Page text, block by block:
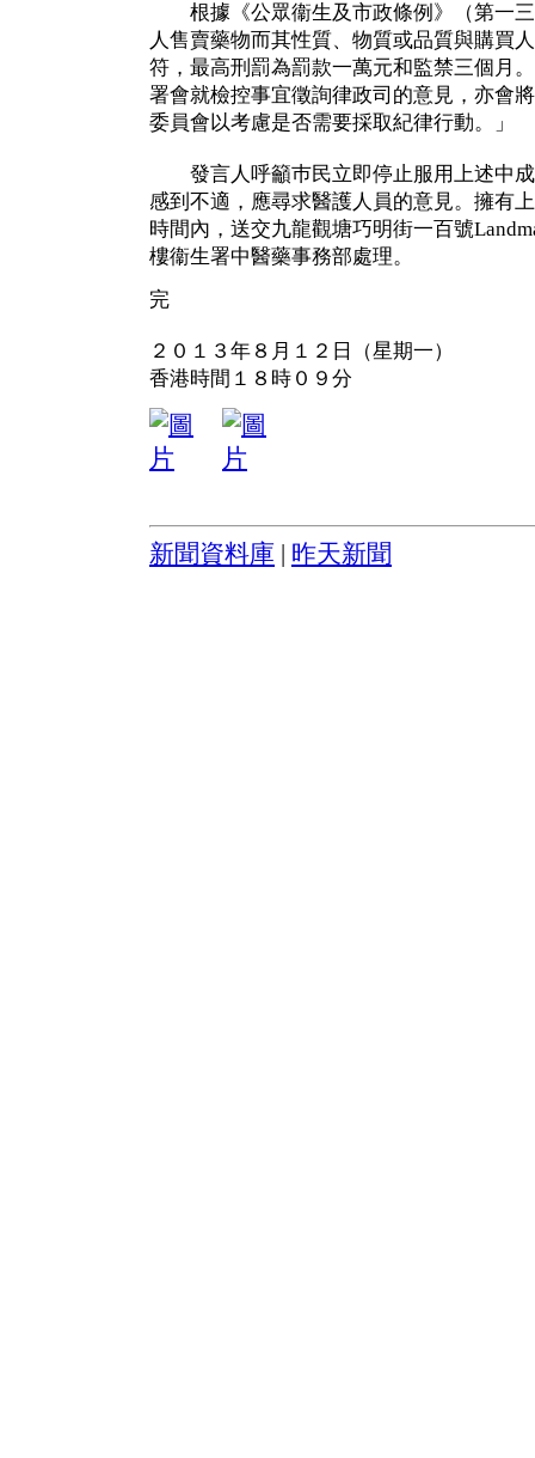
根據《公眾衞生及市政條例》（第一三
人售賣藥物而其性質、物質或品質與購買
符，最高刑罰為罰款一萬元和監禁三個月
署會就檢控事宜徵詢律政司的意見，亦會
委員會以考慮是否需要採取紀律行動。」
發言人呼籲巿民立即停止服用上述中成
感到不適，應尋求醫護人員的意見。擁有
時間內，送交九龍觀塘巧明街一百號
樓衞生署中醫藥事務部處理。
完
２０１３年８月１２日（星期一）
香港時間１８時０９分
新聞資料庫 昨天新聞